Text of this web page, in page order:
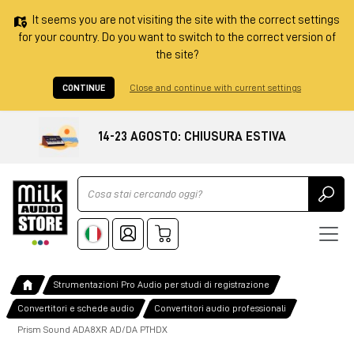
It seems you are not visiting the site with the correct settings
for your country. Do you want to switch to the correct version of
the site?
CONTINUE Close and continue with current settings
14-23 AGOSTO: CHIUSURA ESTIVA
Ricerca
Strumentazioni Pro Audio per studi di registrazione
Convertitori e schede audio Convertitori audio professionali
Prism Sound ADA8XR AD/DA PTHDX